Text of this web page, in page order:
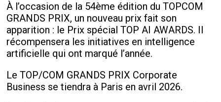
À l’occasion de la 54ème édition du TOPCOM
GRANDS PRIX, un nouveau prix fait son
apparition : le Prix spécial TOP AI AWARDS. Il
récompensera les initiatives en intelligence
artificielle qui ont marqué l’année.
Le TOP/COM GRANDS PRIX Corporate
Business se tiendra à Paris en avril 2026.